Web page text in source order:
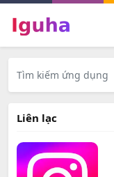
Liên lạc